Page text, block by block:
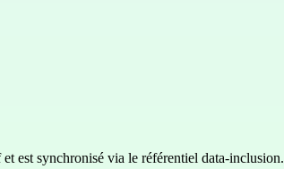
est synchronisé via le référentiel data-inclusion.